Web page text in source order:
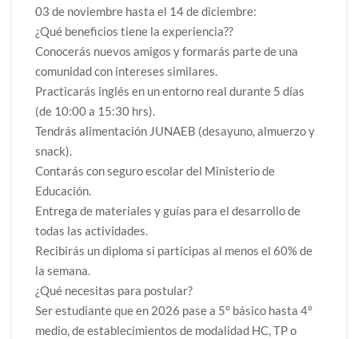
03 de noviembre hasta el 14 de diciembre:
¿Qué beneficios tiene la experiencia??
Conocerás nuevos amigos y formarás parte de una
comunidad con intereses similares.
Practicarás inglés en un entorno real durante 5 días
(de 10:00 a 15:30 hrs).
Tendrás alimentación JUNAEB (desayuno, almuerzo y
snack).
Contarás con seguro escolar del Ministerio de
Educación.
Entrega de materiales y guías para el desarrollo de
todas las actividades.
Recibirás un diploma si participas al menos el 60% de
la semana.
¿Qué necesitas para postular?
Ser estudiante que en 2026 pase a 5° básico hasta 4°
medio, de establecimientos de modalidad HC, TP o